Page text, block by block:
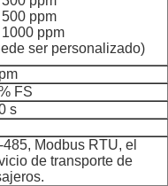
ppm
ppm
ser personalizado)
FS
s
485, Modbus RTU, el
de transporte de